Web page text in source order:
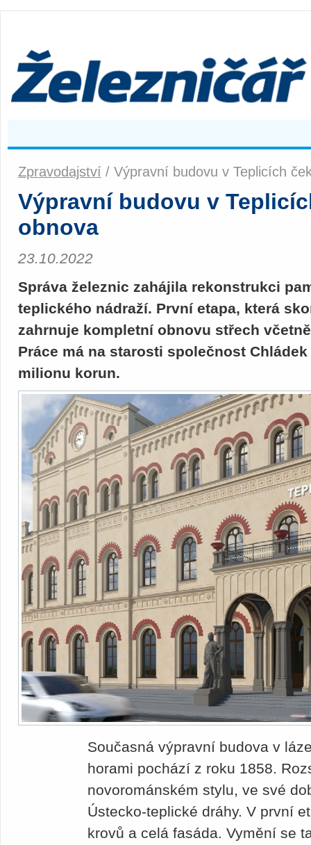
Zpravodajství / Výpravní budovu v Teplicích
Výpravní budovu v
obnova
23.10.2022
Správa železnic zahájila rekonstrukci
teplického nádraží. První etapa, která
zahrnuje kompletní obnovu střech
Práce má na starosti společnost
milionu korun.
Současná výpravní budova v
horami pochází z roku 1858.
novorománském stylu, ve své
Ústecko-teplické dráhy. V první
krovů a celá fasáda. Vymění se